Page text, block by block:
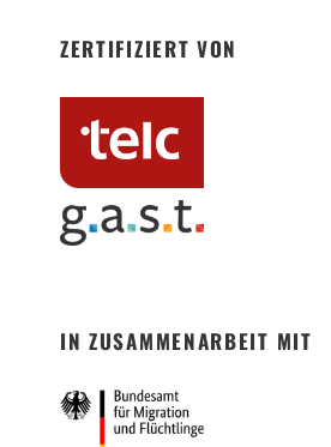
ZERTIFIZIERT VON
IN ZUSAMMENARBEIT MIT